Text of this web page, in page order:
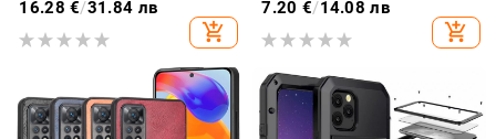
калъф S24Plus, защитен калъф,
разделен на части, калъф за
мобилен телефон Samsung
16.28 €/31.84 лв
add_shopping_cart
на топлината, пълно покритие,
удароустойчив и устойчив на
отпечатъци
7.20 €/14.08 лв
add_shopping_cart